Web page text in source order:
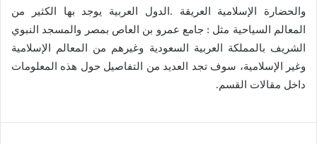
والحضارة الإسلامية العريقة .الدول العربية يوجد بها الكثير من
المعالم السياحية مثل : جامع عمرو بن العاص بمصر والمسجد النبوي
الشريف بالمملكة العربية السعودية وغيرهم من المعالم الإسلامية
وغير الإسلامية، سوف تجد العديد من التفاصيل حول هذه المعلومات
داخل مقالات القسم.